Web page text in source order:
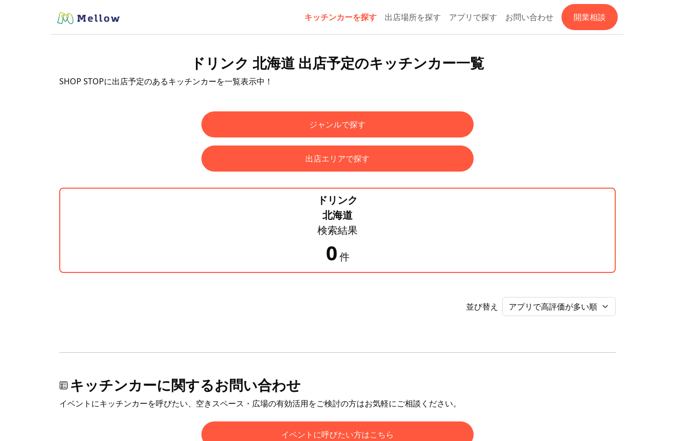
キッチンカーを探す 出店場所を探す アプリで探す お問い合わせ 開業相談
ドリンク 北海道 出店予定のキッチンカー一覧
SHOP STOPに出店予定のあるキッチンカーを一覧表示中！
ジャンルで探す
出店エリアで探す
ドリンク
北海道
検索結果
0件
並び替え
キッチンカーに関するお問い合わせ
イベントにキッチンカーを呼びたい、空きスペース・広場の有効活用をご検討の方はお気軽にご相談ください。
イベントに呼びたい方はこちら